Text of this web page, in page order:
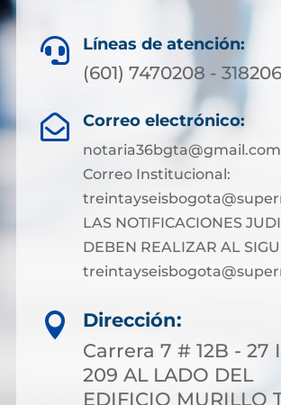
 Líneas de atención:
(601) 7470208 -
 Correo electrónico:
notaria36bgta@gmail.com
Correo Institucional:
LAS NOTIFICACIONES
DEBEN REALIZAR AL

Dirección:
Carrera 7 # 12B - 27
209 AL LADO DEL
EDIFICIO MURILLO